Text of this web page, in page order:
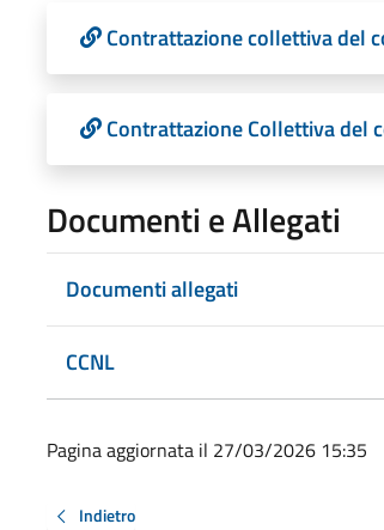
Contrattazione collettiva del
Contrattazione Collettiva del
Documenti e Allegati
Documenti allegati
CCNL
Pagina aggiornata il 27/03/2026 15:35
Indietro